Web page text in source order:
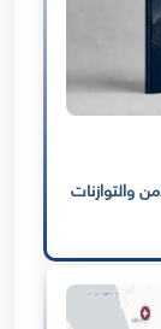
والتوازنات